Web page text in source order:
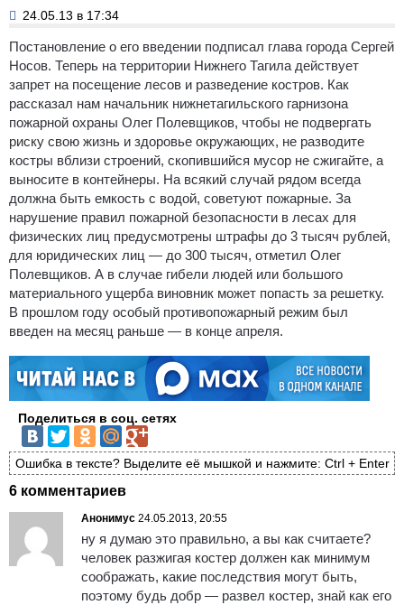
24.05.13 в 17:34
Постановление о его введении подписал глава города Сергей
Носов. Теперь на территории Нижнего Тагила действует
запрет на посещение лесов и разведение костров. Как
рассказал нам начальник нижнетагильского гарнизона
пожарной охраны Олег Полевщиков, чтобы не подвергать
риску свою жизнь и здоровье окружающих, не разводите
костры вблизи строений, скопившийся мусор не сжигайте, а
выносите в контейнеры. На всякий случай рядом всегда
должна быть емкость с водой, советуют пожарные. За
нарушение правил пожарной безопасности в лесах для
физических лиц предусмотрены штрафы до 3 тысяч рублей,
для юридических лиц — до 300 тысяч, отметил Олег
Полевщиков. А в случае гибели людей или большого
материального ущерба виновник может попасть за решетку.
В прошлом году особый противопожарный режим был
введен на месяц раньше — в конце апреля.
Поделиться в соц. сетях
Ошибка в тексте? Выделите её мышкой и нажмите: Ctrl + Enter
6 комментариев
Анонимус 24.05.2013, 20:55
ну я думаю это правильно, а вы как считаете?
человек разжигая костер должен как минимум
соображать, какие последствия могут быть,
поэтому будь добр — развел костер, знай как его